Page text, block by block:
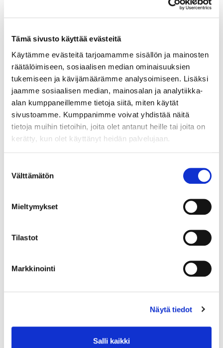
Tämä sivusto käyttää evästeitä
Käytämme evästeitä tarjoamamme sisällön ja mainosten
räätälöimiseen, sosiaalisen median ominaisuuksien
tukemiseen ja kävijämäärämme analysoimiseen. Lisäksi
jaamme sosiaalisen median, mainosalan ja analytiikka-
alan kumppaneillemme tietoja siitä, miten käytät
sivustoamme. Kumppanimme voivat yhdistää näitä
tietoja muihin tietoihin, joita olet antanut heille tai joita on
kerätty, kun olet käyttänyt heidän palvelujaan.
valinta
Välttämätön
Mieltymykset
Tilastot
Markkinointi
Näytä tiedot
Salli kaikki
Panssarikaulaketju, pituus 38cm, 585, Paino: 1,6 g
Lähtöhinta:110 €
Johtava huuto:
Vuosaaren Pantti